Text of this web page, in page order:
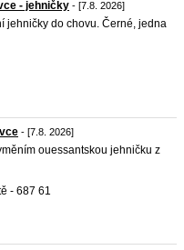
- jehničky - [7.8. 2026]
jehničky do chovu. Černé, jedna
- [7.8. 2026]
ouessantskou jehničku z
- 687 61